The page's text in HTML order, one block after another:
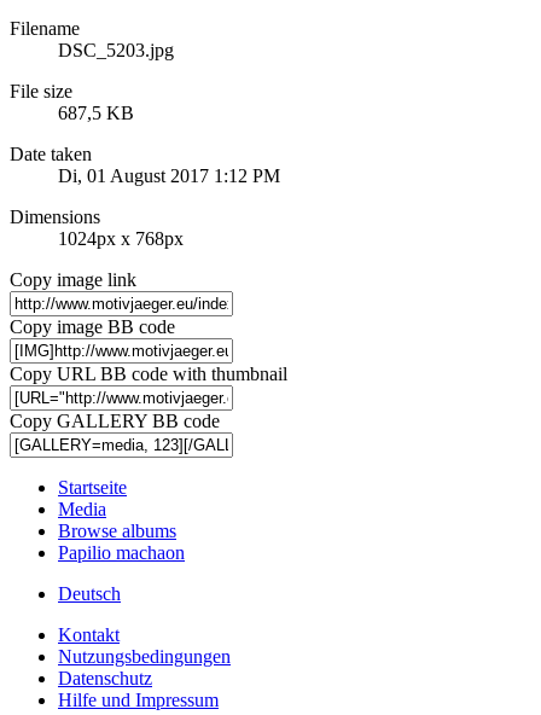
Filename
DSC_5203.jpg
File size
687,5 KB
Date taken
Di, 01 August 2017 1:12 PM
Dimensions
1024px x 768px
Copy image link
Copy image BB code
Copy URL BB code with thumbnail
Copy GALLERY BB code
Startseite
Media
Browse albums
Papilio machaon
Deutsch
Kontakt
Nutzungsbedingungen
Datenschutz
Hilfe und Impressum